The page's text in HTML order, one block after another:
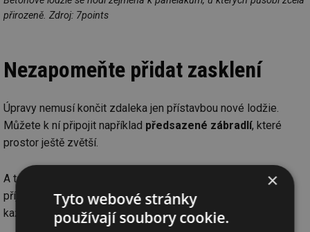
přirozeně. Zdroj: 7points
Nezapomeňte přidat zasklení
Úpravy nemusí končit zdaleka jen přístavbou nové lodžie.
Můžete k ní připojit například předsazené zábradlí, které
prostor ještě zvětší.
A také
. S jeho pomocí z lodžie vytvoříte
příjemnou zimní zahradu, na které vám bude příjemně za
každého počasí.
×
Tyto webové stránky
používají soubory cookie.